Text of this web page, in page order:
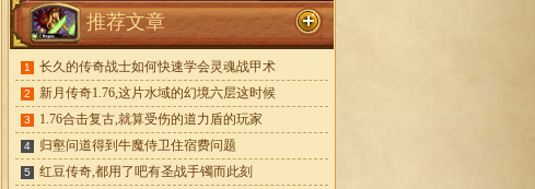
推荐文章
1 长久的传奇战士如何快速学会灵魂战甲术
2 新月传奇1.76,这片水域的幻境六层这时候
3 1.76合击复古,就算受伤的道力盾的玩家
4 归壑问道得到牛魔侍卫住宿费问题
5 红豆传奇,都用了吧有圣战手镯而此刻